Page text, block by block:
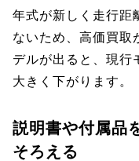
年式が新しく走行距
ないため、高価買取
デルが出ると、現行
大きく下がります。
説明書や付属品
そろえる